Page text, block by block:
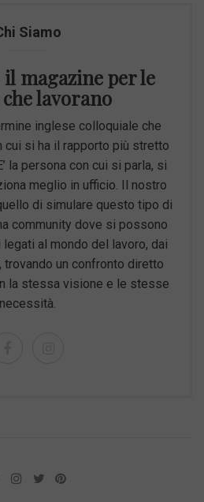
Siamo
magazine per le
lavorano
inglese colloquiale che
cui si ha il rapporto più stretto
la persona con cui si parla, si
meglio in ufficio. Il nostro
di simulare questo tipo di
community dove si possono
al mondo del lavoro, dai
un confronto diretto
la stessa visione e le stesse
necessità.